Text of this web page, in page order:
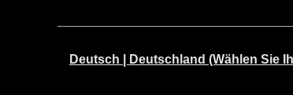
Deutsch | Deutschland (Wählen Sie